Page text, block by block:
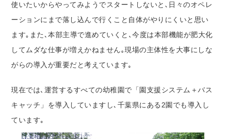
使いたいからやってみようでスタートしないと､日々のオペレ
ーションにまで落し込んで行くこと自体がやりにくいと思い
ます｡また､本部主導で進めていくと､今度は本部機能が肥大化
してムダな仕事が増えかねません｡現場の主体性を大事にしな
がらの導入が重要だと考えています｡
現在では､運営するすべての幼稚園で「園支援システム＋バス
キャッチ」を導入していますし､千葉県にある2園でも導入し
ています｡